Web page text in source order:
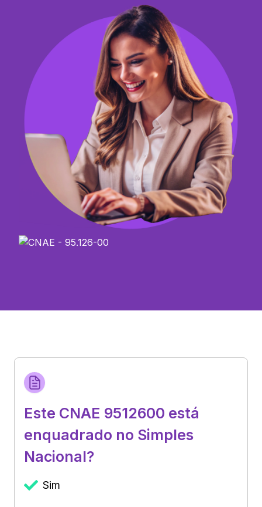
Este CNAE 9512600 está
enquadrado no Simples
Nacional?
Sim